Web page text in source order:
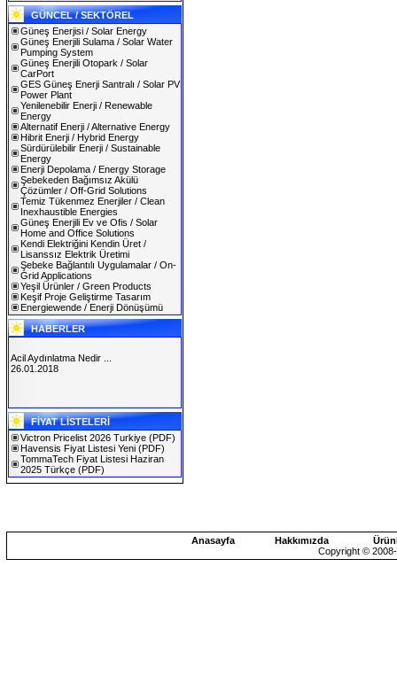
GÜNCEL / SEKTÖREL
Güneş Enerjisi / Solar Energy
Güneş Enerjili Sulama / Solar Water
Pumping System
Güneş Enerjili Otopark / Solar
CarPort
GES Güneş Enerji Santralı / Solar PV
Power Plant
Yenilenebilir Enerji / Renewable
Energy
Alternatif Enerji / Alternative Energy
Hibrit Enerji / Hybrid Energy
Sürdürülebilir Enerji / Sustainable
Energy
Enerji Depolama / Energy Storage
Şebekeden Bağımsız Akülü
Çözümler / Off-Grid Solutions
Temiz Tükenmez Enerjiler / Clean
Inexhaustible Energies
Güneş Enerjili Ev ve Ofis / Solar
Home and Office Solutions
Kendi Elektriğini Kendin Üret /
Lisanssız Elektrik Üretimi
Şebeke Bağlantılı Uygulamalar / On-
Grid Applications
Yeşil Ürünler / Green Products
Keşif Proje Geliştirme Tasarım
Energiewende / Enerji Dönüşümü
HABERLER
SOLAREX ISTANBUL 2019
30.01.2019
Acil Aydınlatma Nedir ...
26.01.2018
FİYAT LİSTELERİ
Victron Pricelist 2026 Turkiye (PDF)
Havensis Fiyat Listesi Yeni (PDF)
TommaTech Fiyat Listesi Haziran
2025 Türkçe (PDF)
Anasayfa Hakkımızda
Copyright ©